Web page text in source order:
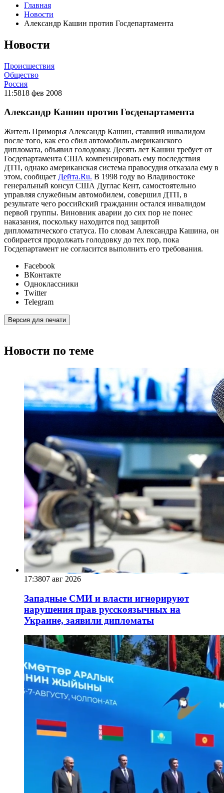
Главная
Новости
Александр Кашин против Госдепартамента
Новости
Происшествия
Общество
Россия
11:5818 фев 2008
Александр Кашин против Госдепартамента
Житель Приморья Александр Кашин, ставший инвалидом
после того, как его сбил автомобиль американского
дипломата, объявил голодовку. Десять лет Кашин требует от
Госдепартамента США компенсировать ему последствия
ДТП, однако американская система правосудия отказала ему в
этом, сообщает Дейта.Ru. В 1998 году во Владивостоке
генеральный консул США Дуглас Кент, самостоятельно
управляя служебным автомобилем, совершил ДТП, в
результате чего российский гражданин остался инвалидом
первой группы. Виновник аварии до сих пор не понес
наказания, поскольку находится под защитой
дипломатического статуса. По словам Александра Кашина, он
собирается продолжать голодовку до тех пор, пока
Госдепартамент не согласится выполнить его требования.
Facebook
ВКонтакте
Одноклассники
Twitter
Telegram
Версия для печати
Новости по теме
17:3807 авг 2026
Западные СМИ и власти игнорируют
нарушения прав русскоязычных на
Украине, заявили дипломаты